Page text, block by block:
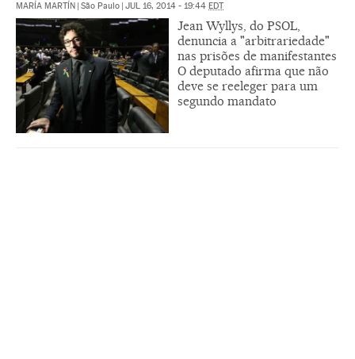
MARÍA MARTÍN São Paulo JUL 16, 2014 - 19:44 EDT
Jean Wyllys, do PSOL,
denuncia a "arbitrariedade"
nas prisões de manifestantes
O deputado afirma que não
deve se reeleger para um
segundo mandato